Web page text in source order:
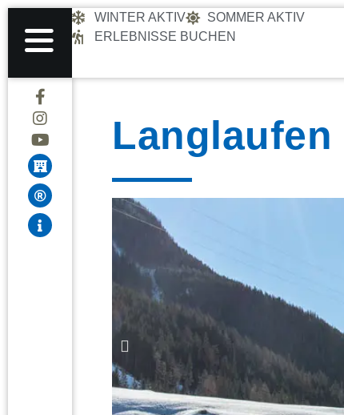
WINTER AKTIV
SOMMER AKTIV
ERLEBNISSE BUCHEN
Langlaufen